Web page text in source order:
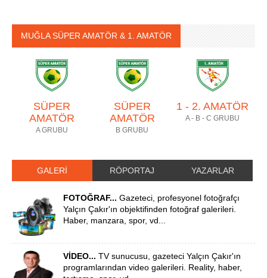
MUĞLA SÜPER AMATÖR & 1. AMATÖR
SÜPER
AMATÖR
A GRUBU
SÜPER
AMATÖR
B GRUBU
1 - 2. AMATÖR
A - B - C GRUBU
GALERİ RÖPORTAJ YAZARLAR
FOTOĞRAF... Gazeteci, profesyonel fotoğrafçı
Yalçın Çakır'ın objektifinden fotoğraf galerileri.
Haber, manzara, spor, vd...
VİDEO... TV sunucusu, gazeteci Yalçın Çakır'ın
programlarından video galerileri. Reality, haber,